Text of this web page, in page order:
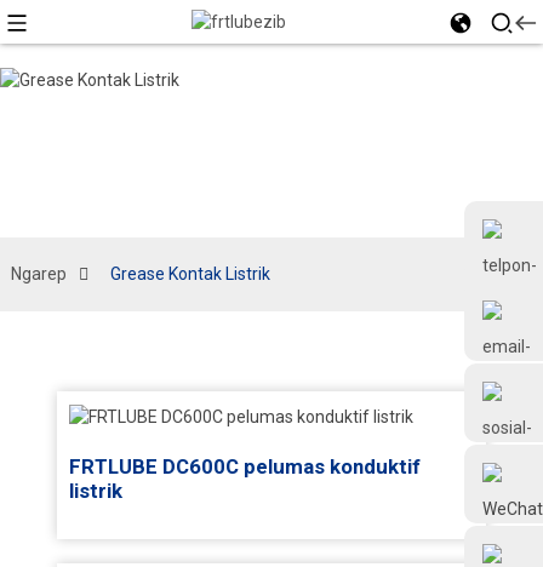
Ngarep Grease Kontak Listrik
FRTLUBE DC600C pelumas konduktif
listrik